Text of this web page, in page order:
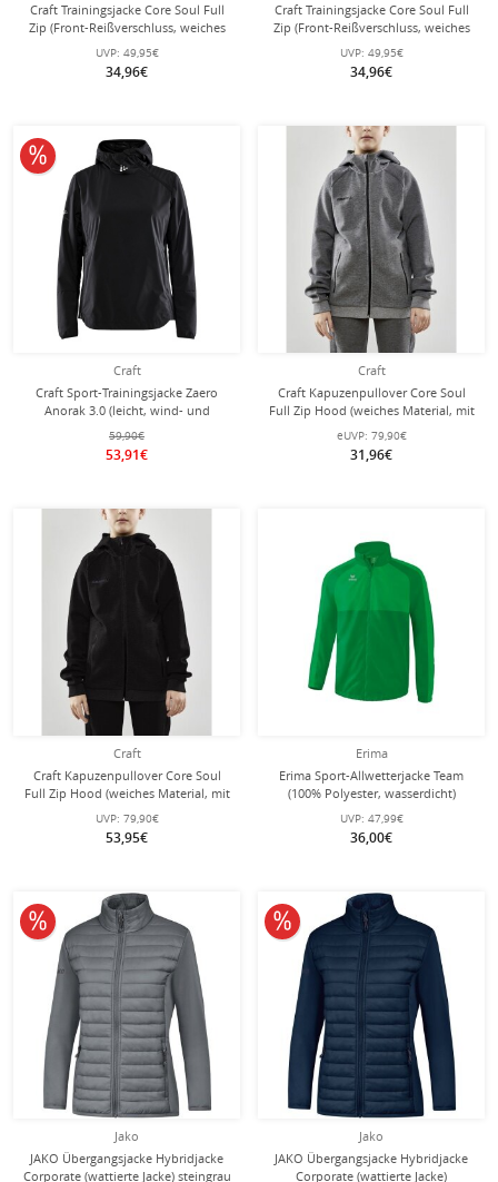
Craft Trainingsjacke Core Soul Full
Zip (Front-Reißverschluss, weiches
Material) navyblau Jungen
UVP: 49,95€
34,96€
Craft Trainingsjacke Core Soul Full
Zip (Front-Reißverschluss, weiches
Material) schwarz Jungen
UVP: 49,95€
34,96€
Craft
Craft Sport-Trainingsjacke Zaero
Anorak 3.0 (leicht, wind- und
wasserabweisend) schwarz Damen
59,90€
53,91€
10% reduziert
Craft
Craft Kapuzenpullover Core Soul
Full Zip Hood (weiches Material, mit
Reißverschlusstaschen) dunkelgrau
Kinder
eUVP: 79,90€
31,96€
Craft
Craft Kapuzenpullover Core Soul
Full Zip Hood (weiches Material, mit
Reißverschlusstaschen) schwarz
Kinder
UVP: 79,90€
53,95€
Erima
Erima Sport-Allwetterjacke Team
(100% Polyester, wasserdicht)
smaragdgrün Herren
UVP: 47,99€
36,00€
Jako
JAKO Übergangsjacke Hybridjacke
Corporate (wattierte Jacke) steingrau
10% reduziert
Jako
JAKO Übergangsjacke Hybridjacke
Corporate (wattierte Jacke)
10% reduziert